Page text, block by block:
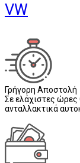
VW
Γρήγορη Αποστολή
Σε ελάχιστες
ανταλλακτικά